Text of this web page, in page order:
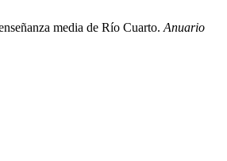
media de Río Cuarto. Anuario